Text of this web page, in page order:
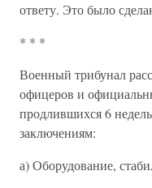
ответу. Это было
* * *
Военный трибунал
офицеров и
продлившихся 6
заключениям:
а) Оборудование,